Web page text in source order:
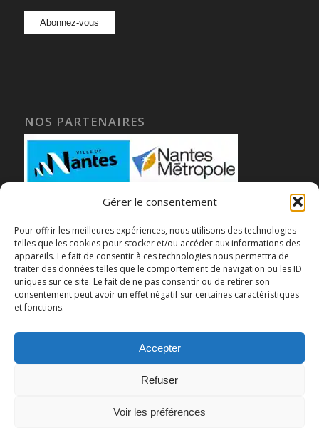
Gérer le consentement
Pour offrir les meilleures expériences, nous utilisons des technologies
telles que les cookies pour stocker et/ou accéder aux informations des
appareils. Le fait de consentir à ces technologies nous permettra de
traiter des données telles que le comportement de navigation ou les ID
uniques sur ce site. Le fait de ne pas consentir ou de retirer son
consentement peut avoir un effet négatif sur certaines caractéristiques
et fonctions.
Accepter
Refuser
Voir les préférences
NOS PARTENAIRES